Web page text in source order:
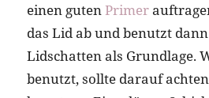
einen gutenPrimer
das Lid ab und benutzt
Lidschatten als Grundlage.
benutzt, sollte darauf